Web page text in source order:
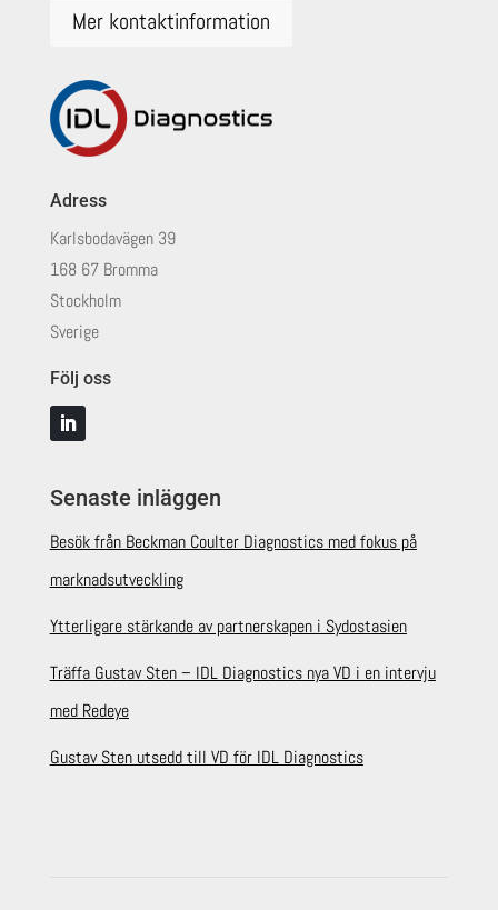
Mer kontaktinformation
Adress
Karlsbodavägen 39
168 67 Bromma
Stockholm
Sverige
Följ oss
Senaste inläggen
Besök från Beckman Coulter Diagnostics med fokus på
marknadsutveckling
Ytterligare stärkande av partnerskapen i Sydostasien
Träffa Gustav Sten – IDL Diagnostics nya VD i en intervju
med Redeye
Gustav Sten utsedd till VD för IDL Diagnostics